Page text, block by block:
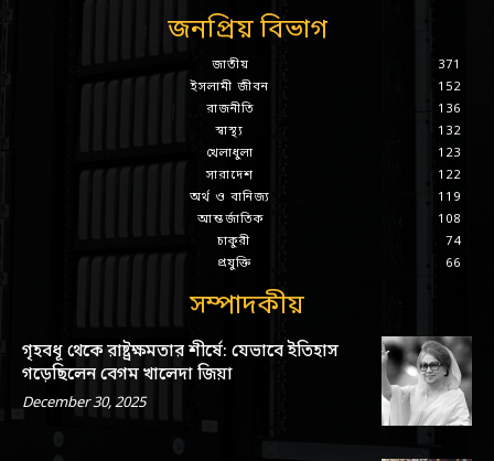
জনপ্রিয় বিভাগ
জাতীয়
371
ইসলামী জীবন
152
রাজনীতি
136
স্বাস্থ্য
132
খেলাধুলা
123
সারাদেশ
122
অর্থ ও বানিজ্য
119
আন্তর্জাতিক
108
চাকুরী
74
প্রযুক্তি
66
সম্পাদকীয়
গৃহবধূ থেকে রাষ্ট্রক্ষমতার শীর্ষে: যেভাবে ইতিহাস
গড়েছিলেন বেগম খালেদা জিয়া
December 30, 2025